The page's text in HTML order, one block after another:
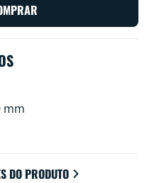
mm
DO PRODUTO